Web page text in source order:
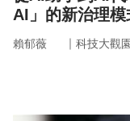
AI」的新治理模
賴郁薇 ｜ 科技大觀